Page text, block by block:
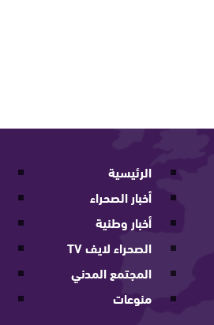
الرئيسية
أخبار الصحراء
أخبار وطنية
الصحراء لايف TV
المجتمع المدني
منوعات